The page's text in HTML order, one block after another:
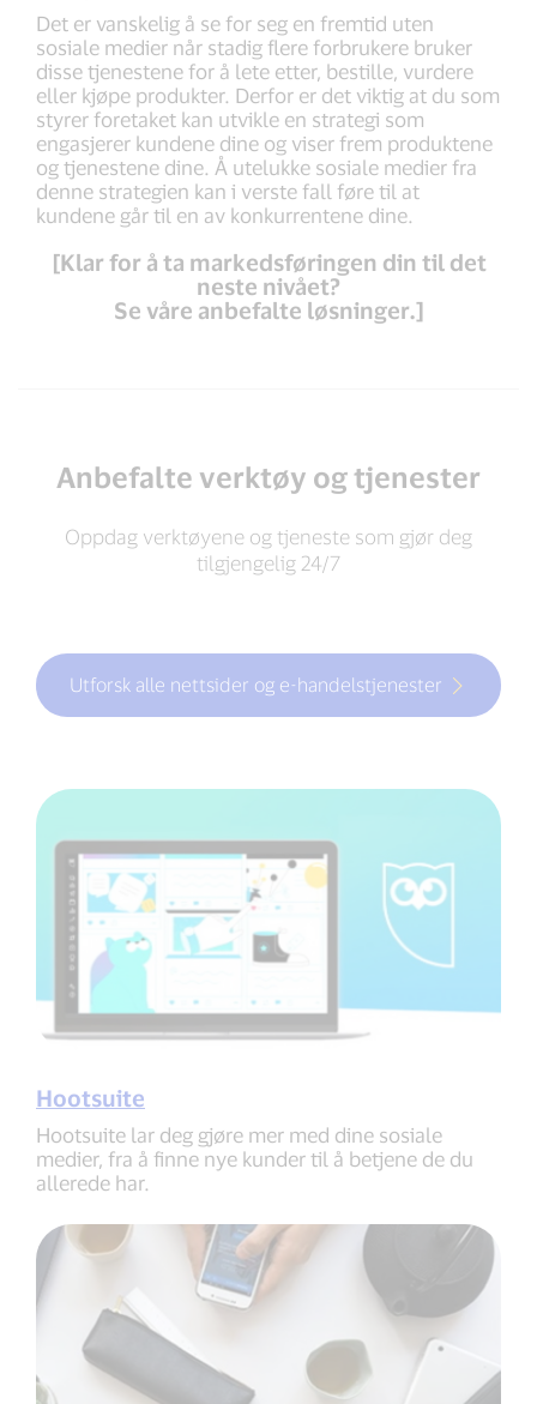
Det er vanskelig å se for seg en fremtid uten
sosiale medier når stadig flere forbrukere bruker
disse tjenestene for å lete etter, bestille, vurdere
eller kjøpe produkter. Derfor er det viktig at du som
styrer foretaket kan utvikle en strategi som
engasjerer kundene dine og viser frem produktene
og tjenestene dine. Å utelukke sosiale medier fra
denne strategien kan i verste fall føre til at
kundene går til en av konkurrentene dine.
[Klar for å ta markedsføringen din til det
neste nivået?
Se våre anbefalte løsninger.]
Anbefalte verktøy og tjenester
Oppdag verktøyene og tjeneste som gjør deg
tilgjengelig 24/7
Utforsk alle nettsider og e-handelstjenester
Hootsuite
Hootsuite lar deg gjøre mer med dine sosiale
medier, fra å finne nye kunder til å betjene de du
allerede har.